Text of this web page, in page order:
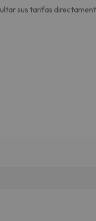
sus tarifas